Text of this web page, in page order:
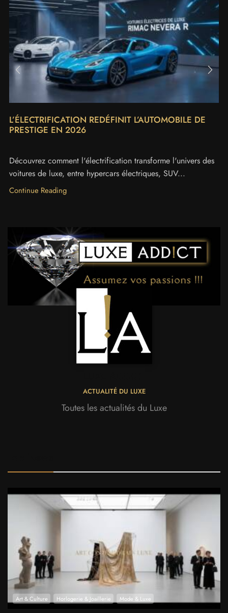
L’ÉLECTRIFICATION REDÉFINIT L’AUTOMOBILE DE
PRESTIGE EN 2026
Découvrez comment l'électrification transforme l'univers des
voitures de luxe, entre hypercars électriques, SUV...
Continue Reading
ACTUALITÉ DU LUXE
Toutes les actualités du Luxe
Art & Culture Horlogerie & Joaillerie Mode & Luxe